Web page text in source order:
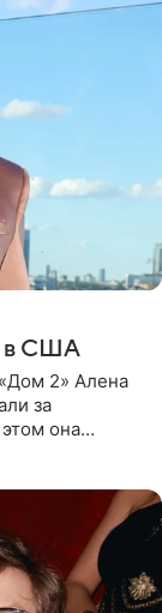
в США
2» Алена
за
она